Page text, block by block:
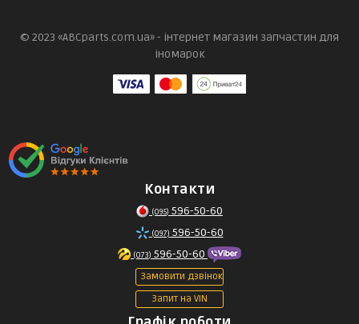
© 2023 «ABCparts.com.ua» - інтернет магазин запчастин для
іномарок
Контакти
(095) 596-50-60
(097) 596-50-60
(073) 596-50-60
Замовити дзвінок
Запит на VIN